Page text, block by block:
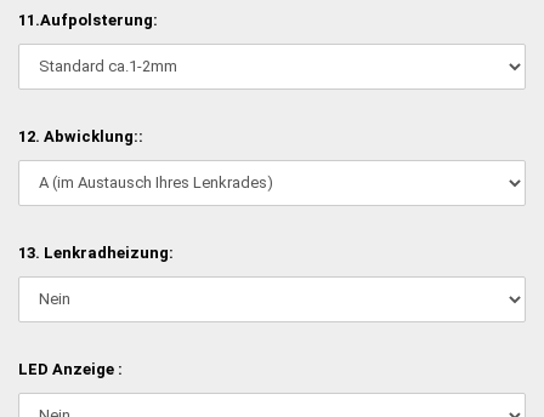
11.Aufpolsterung:
12. Abwicklung::
13. Lenkradheizung:
LED Anzeige :